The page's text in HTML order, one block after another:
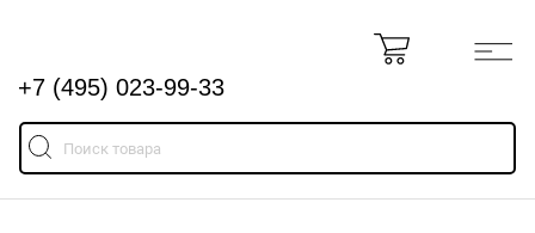
+7 (495) 023-99-33